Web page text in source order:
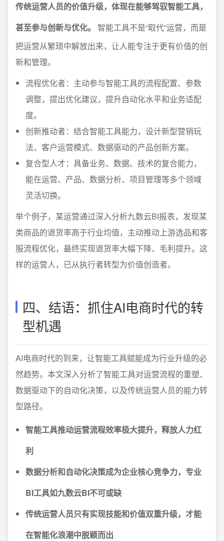
传统运营人员的价值升级，体现在能够驾驭智能工具，
甚至参与创新与优化。
智能工具不是“取代”运营，而是
把运营从繁琐中解放出来，让人能专注于更有价值的创
新和管理。
流程优化者：主动参与智能工具的流程配置、参数
调整，提出优化建议，提升自动化水平和业务适配
度。
创新推动者：结合智能工具能力，设计新型营销玩
法、客户运营模式、数据驱动的产品创新方案。
复合型人才：具备业务、数据、技术的复合能力，
能在运营、产品、数据分析、项目管理等多个领域
灵活切换。
举个例子，某运营通过深入分析九数云BI报表，发现某
类商品的退货率高于行业均值，主动推动上游选品和客
服流程优化，最终实现退货率大幅下降、毛利提升。这
样的运营人，已从执行者转型为价值创造者。
四、结语：抓住AI电商时代的转
型机遇
AI电商时代的到来，让智能工具赋能成为行业升级的必
然趋势。本文深入分析了智能工具对运营流程的重塑、
数据驱动下的自动化决策，以及传统运营人员的能力转
型路径。
智能工具推动运营流程效率极大提升，释放人力红
利
数据分析和自动化决策成为企业核心竞争力，专业
BI工具如九数云BI不可或缺
传统运营人员只有实现技能和价值双重升级，才能
在智能化浪潮中脱颖而出